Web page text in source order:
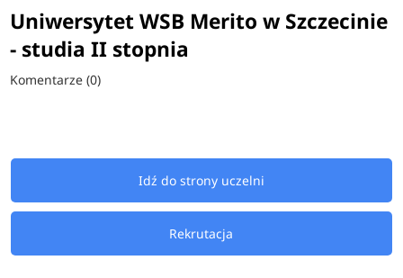
Uniwersytet WSB Merito w Szczecinie
- studia II stopnia
Komentarze (0)
Idź do strony uczelni
Rekrutacja